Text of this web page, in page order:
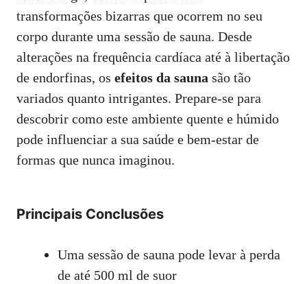
transformações bizarras que ocorrem no seu
corpo durante uma sessão de sauna. Desde
alterações na frequência cardíaca até à libertação
de endorfinas, os efeitos da sauna são tão
variados quanto intrigantes. Prepare-se para
descobrir como este ambiente quente e húmido
pode influenciar a sua saúde e bem-estar de
formas que nunca imaginou.
Principais Conclusões
Uma sessão de sauna pode levar à perda
de até 500 ml de suor